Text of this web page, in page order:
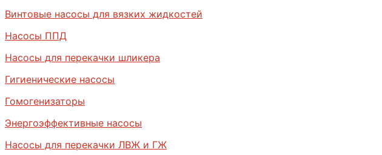
Винтовые насосы для вязких жидкостей
Насосы ППД
Насосы для перекачки шликера
Гигиенические насосы
Гомогенизаторы
Энергоэффективные насосы
Насосы для перекачки ЛВЖ и ГЖ